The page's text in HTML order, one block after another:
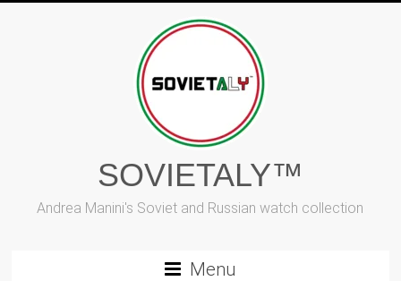
SOVIETALY™
Andrea Manini's Soviet and Russian watch collection
Menu